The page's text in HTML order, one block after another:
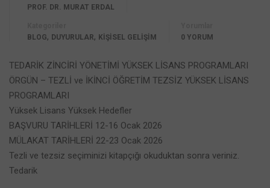
PROF. DR. MURAT ERDAL
BLOG, DUYURULAR, KİŞİSEL GELİŞİM
0 YORUM
TEDARİK ZİNCİRİ YÖNETİMİ YÜKSEK LİSANS PROGRAMLARI
ÖRGÜN – TEZLİ ve İKİNCİ ÖĞRETİM TEZSİZ YÜKSEK LİSANS
PROGRAMLARI
Yüksek Lisans Yüksek Hedefler
BAŞVURU TARİHLERİ 12-16 Ocak 2026
MÜLAKAT TARİHLERİ 22-23 Ocak 2026
Tezli ve tezsiz seçiminizi kitapçığı okuduktan sonra veriniz.
Tedarik